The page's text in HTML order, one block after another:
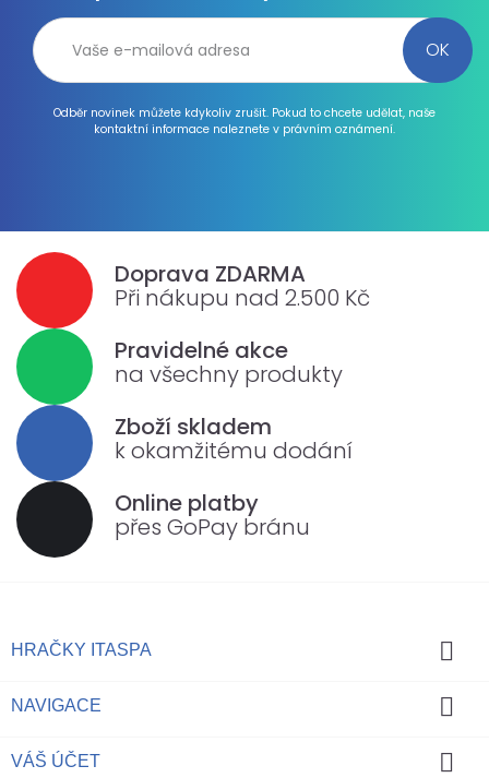
Odběr novinek můžete kdykoliv zrušit. Pokud to chcete udělat, naše
kontaktní informace naleznete v právním oznámení.
Doprava ZDARMA
Při nákupu nad 2.500 Kč
Pravidelné akce
na všechny produkty
Zboží skladem
k okamžitému dodání
Online platby
přes GoPay bránu
HRAČKY ITASPA 
NAVIGACE 
VÁŠ ÚČET 